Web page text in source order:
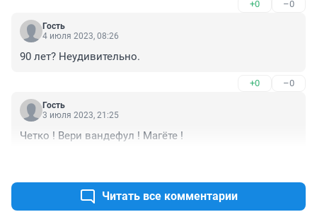
+0 –0
Гость
4 июля 2023, 08:26
90 лет? Неудивительно.
+0 –0
Гость
3 июля 2023, 21:25
Четко ! Вери вандефул ! Магёте !
Читать все комментарии